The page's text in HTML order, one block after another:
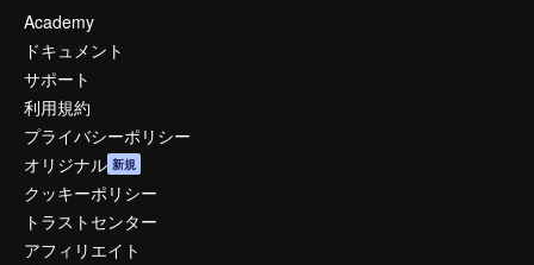
Academy
ドキュメント
サポート
利用規約
プライバシーポリシー
オリジナル 新規
クッキーポリシー
トラストセンター
アフィリエイト